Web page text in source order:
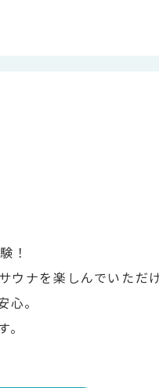
！
ナを楽しんでいただけ
。